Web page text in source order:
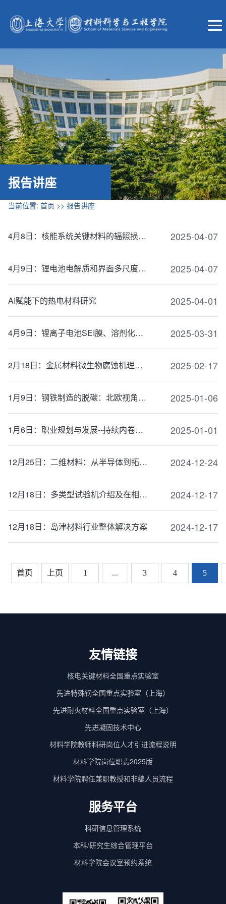
报告讲座
当前位置: 首页 >> 报告讲座
4月8日：核能系统关键材料的辐照损伤与服役安全 2025-04-07
4月9日：锂电池电解质和界面多尺度模拟 2025-04-07
AI赋能下的热电材料研究 2025-04-01
4月9日：锂离子电池SEI膜、溶剂化结构及低温性能研究 2025-03-31
2月18日：金属材料微生物腐蚀机理与防治 2025-02-17
1月9日：钢铁制造的脱碳：北欧视角下的绿色未来 2025-01-06
1月6日：职业规划与发展--持续内卷的汽车行业 2025-01-01
12月25日：二维材料：从半导体到拓扑绝缘体 2024-12-24
12月18日：多类型试验机介绍及在相关材料中的应用 2024-12-17
12月18日：岛津材料行业整体解决方案 2024-12-17
首页 上页 1 ... 3 4 5
友情链接
核电关键材料全国重点实验室
先进特殊钢全国重点实验室（上海）
先进耐火材料全国重点实验室（上海）
先进凝固技术中心
材料学院教师科研岗位人才引进流程说明
材料学院岗位职责2025版
材料学院聘任兼职教授和非编人员流程
服务平台
科研信息管理系统
本科/研究生综合管理平台
材料学院会议室预约系统